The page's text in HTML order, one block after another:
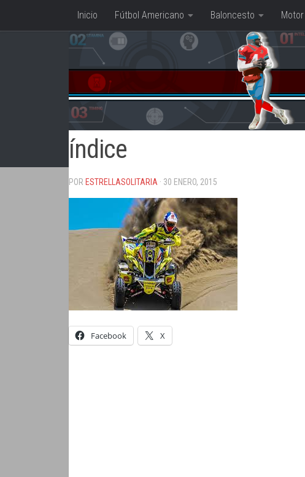
Saltar al contenido
Inicio Fútbol Americano Baloncesto Motor
índice
POR ESTRELLASOLITARIA · 30 ENERO, 2015
Facebook X